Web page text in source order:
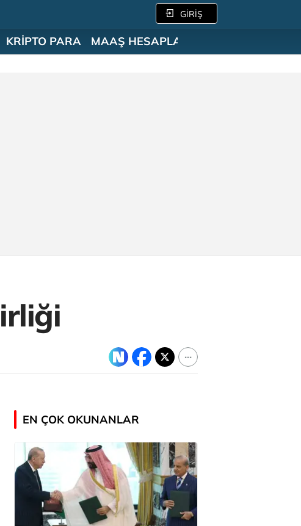
GİRİŞ
KRİPTO PARA MAAŞ HESAPLAMA
EN ÇOK OKUNANLAR